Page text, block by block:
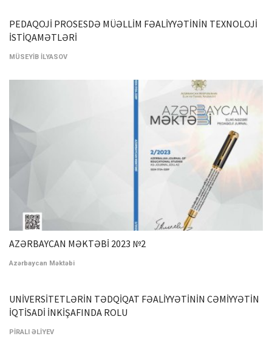
PEDAQOJİ PROSESDƏ MÜƏLLİM FƏALİYYƏTİNİN TEXNOLOJİ
İSTİQAMƏTLƏRİ
MÜSEYİB İLYASOV
AZƏRBAYCAN MƏKTƏBİ 2023 №2
Azərbaycan Məktəbi
UNİVERSİTETLƏRİN TƏDQİQAT FƏALİYYƏTİNİN CƏMİYYƏTİN
İQTİSADİ İNKİŞAFINDA ROLU
PİRALI ƏLİYEV